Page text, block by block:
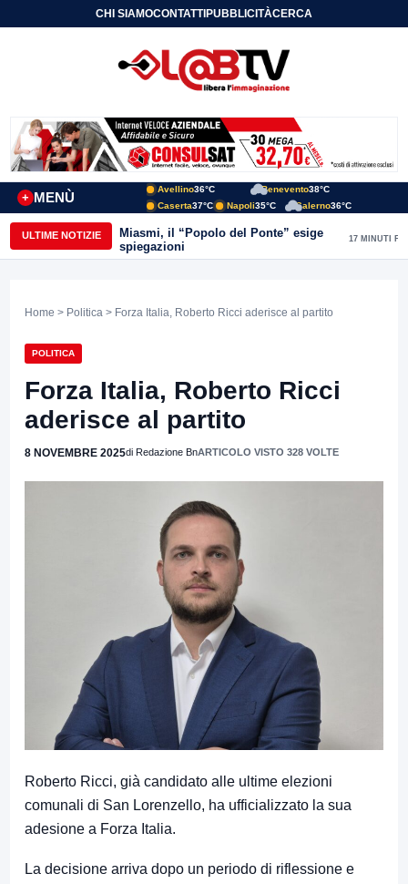
CHI SIAMOCONTATTIPUBBLICITÀCERCA
MENÙ
+
Avellino36°C Benevento38°C
Caserta37°C Napoli35°C Salerno36°C
ULTIME NOTIZIE
Miasmi, il “Popolo del Ponte” esige
spiegazioni
17 MINUTI FA
Home > Politica > Forza Italia, Roberto Ricci aderisce al partito
POLITICA
Forza Italia, Roberto Ricci
aderisce al partito
8 NOVEMBRE 2025di Redazione BnARTICOLO VISTO 328 VOLTE
Roberto Ricci, già candidato alle ultime elezioni
comunali di San Lorenzello, ha ufficializzato la sua
adesione a Forza Italia.
La decisione arriva dopo un periodo di riflessione e